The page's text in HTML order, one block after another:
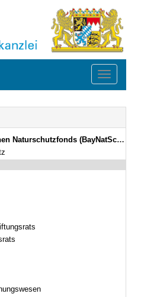
Toggle
Vom 26. September 2014 (GVBl S. 444) BayRS 791-1-7-U (§§ 1–14)